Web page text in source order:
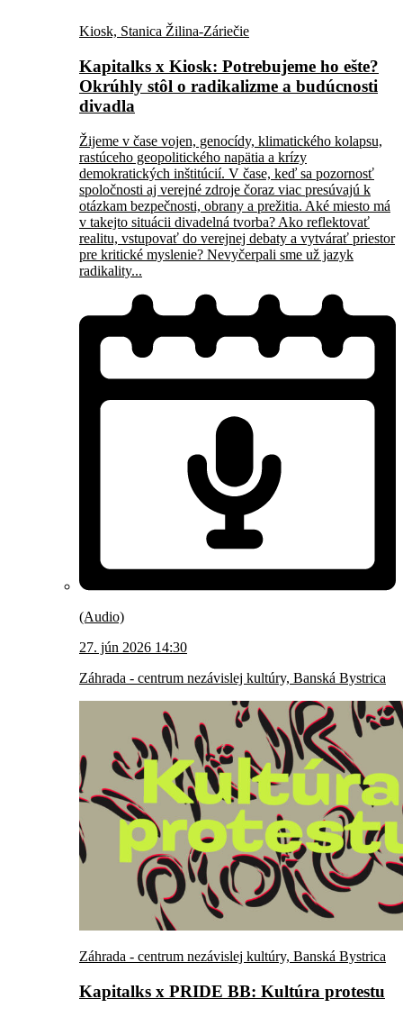
Kiosk, Stanica Žilina-Záriečie
Kapitalks x Kiosk: Potrebujeme ho ešte?
Okrúhly stôl o radikalizme a budúcnosti
divadla
Žijeme v čase vojen, genocídy, klimatického kolapsu,
rastúceho geopolitického napätia a krízy
demokratických inštitúcií. V čase, keď sa pozornosť
spoločnosti aj verejné zdroje čoraz viac presúvajú k
otázkam bezpečnosti, obrany a prežitia. Aké miesto má
v takejto situácii divadelná tvorba? Ako reflektovať
realitu, vstupovať do verejnej debaty a vytvárať priestor
pre kritické myslenie? Nevyčerpali sme už jazyk
radikality...
(Audio)
27. jún 2026 14:30
Záhrada - centrum nezávislej kultúry, Banská Bystrica
Záhrada - centrum nezávislej kultúry, Banská Bystrica
Kapitalks x PRIDE BB: Kultúra protestu